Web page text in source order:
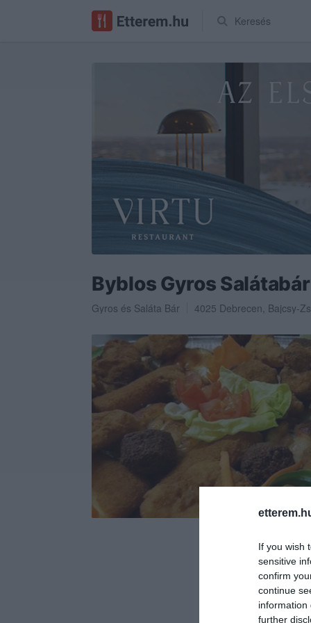
If you wish
sensitive
confirm
continue
information
further
Keresés
Byblos Gyros Salátabár
Gyros és Saláta Bár 4025 Debrecen, Bajcsy-